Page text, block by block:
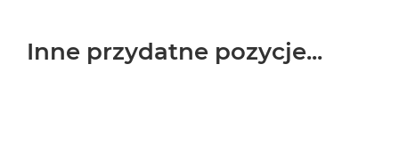
Inne przydatne pozycje...